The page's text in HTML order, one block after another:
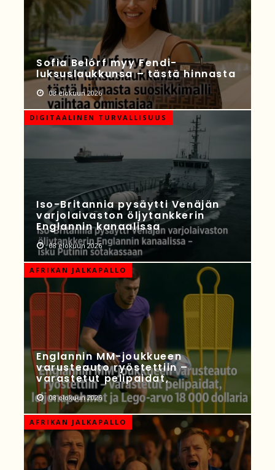
Sofia Belórf myy Fendi-
luksuslaukkunsa – tästä hinnasta
08 elokuun 2026
DIGITAALINEN TURVALLISUUS
Iso-Britannia pysäytti Venäjän
varjolaivaston öljytankkerin
Englannin kanaalissa
08 elokuun 2026
AFRIKAN JALKAPALLO
Englannin MM-joukkueen
varusteauto ryöstettiin –
varastetut pelipaidat,
08 elokuun 2026
AFRIKAN JALKAPALLO